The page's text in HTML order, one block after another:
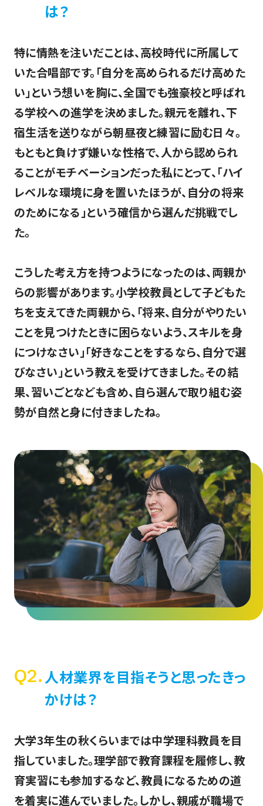
は？
特に情熱を注いだことは、高校時代に所属して
いた合唱部です。「自分を高められるだけ高めた
い」という想いを胸に、全国でも強豪校と呼ばれ
る学校への進学を決めました。親元を離れ、下
宿生活を送りながら朝昼夜と練習に励む日々。
もともと負けず嫌いな性格で、人から認められ
ることがモチベーションだった私にとって、「ハイ
レベルな環境に身を置いたほうが、自分の将来
のためになる」という確信から選んだ挑戦でし
た。
こうした考え方を持つようになったのは、両親か
らの影響があります。小学校教員として子どもた
ちを支えてきた両親から、「将来、自分がやりたい
ことを見つけたときに困らないよう、スキルを身
につけなさい」「好きなことをするなら、自分で選
びなさい」という教えを受けてきました。その結
果、習いごとなども含め、自ら選んで取り組む姿
勢が自然と身に付きましたね。
Q2.人材業界を目指そうと思ったきっ
かけは？
大学3年生の秋くらいまでは中学理科教員を目
指していました。理学部で教育課程を履修し、教
育実習にも参加するなど、教員になるための道
を着実に進んでいました。しかし、親戚が職場で